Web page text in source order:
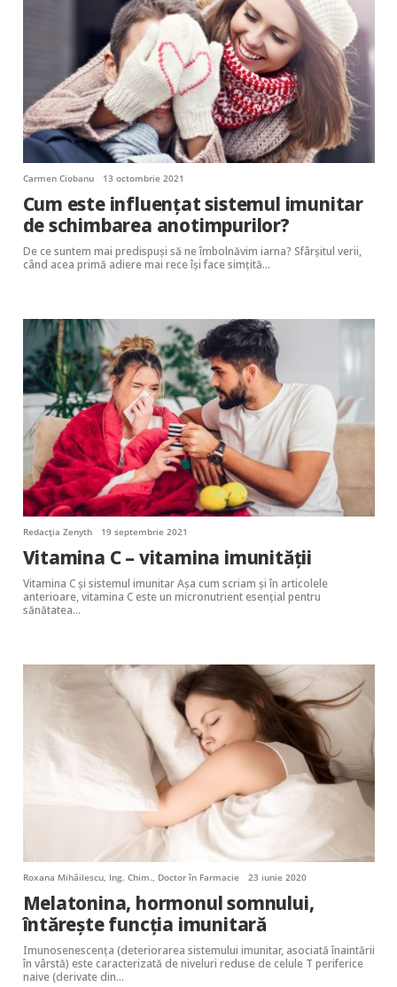
Carmen Ciobanu 13 octombrie 2021
Cum este influențat sistemul imunitar
de schimbarea anotimpurilor?
De ce suntem mai predispuși să ne îmbolnăvim iarna? Sfârșitul verii,
când acea primă adiere mai rece își face simțită…
Redacția Zenyth 19 septembrie 2021
Vitamina C – vitamina imunității
Vitamina C și sistemul imunitar Așa cum scriam și în articolele
anterioare, vitamina C este un micronutrient esențial pentru
sănătatea…
Roxana Mihăilescu, Ing. Chim., Doctor în Farmacie 23 iunie 2020
Melatonina, hormonul somnului,
întărește funcția imunitară
Imunosenescența (deteriorarea sistemului imunitar, asociată înaintării
în vârstă) este caracterizată de niveluri reduse de celule T periferice
naive (derivate din…